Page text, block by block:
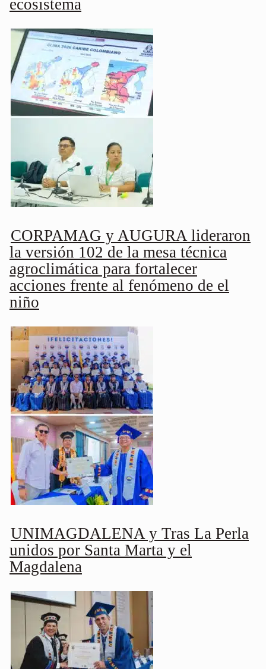
ecosistema
CORPAMAG y AUGURA lideraron
la versión 102 de la mesa técnica
agroclimática para fortalecer
acciones frente al fenómeno de el
niño
UNIMAGDALENA y Tras La Perla
unidos por Santa Marta y el
Magdalena